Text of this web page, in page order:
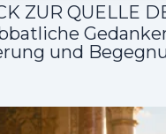
ZUR QUELLE
und